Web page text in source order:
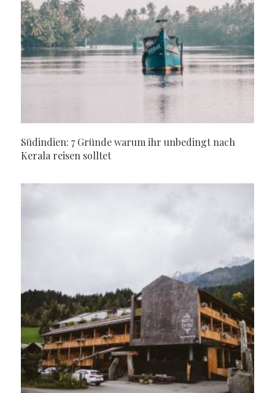
Südindien: 7 Gründe warum ihr unbedingt nach
Kerala reisen solltet